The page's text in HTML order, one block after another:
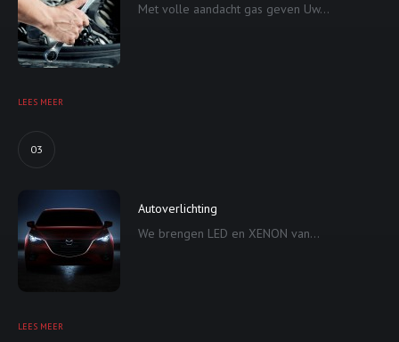
Met volle aandacht gas geven Uw...
LEES MEER
03
Autoverlichting
We brengen LED en XENON van...
LEES MEER